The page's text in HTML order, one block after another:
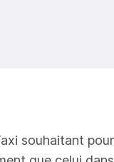
souhaitant